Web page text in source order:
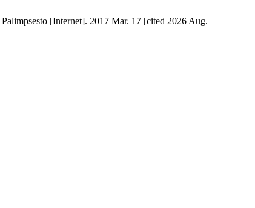
[Internet]. 2017 Mar. 17 [cited 2026 Aug.